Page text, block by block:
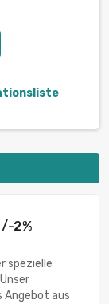
2%
spezielle
Angebot aus